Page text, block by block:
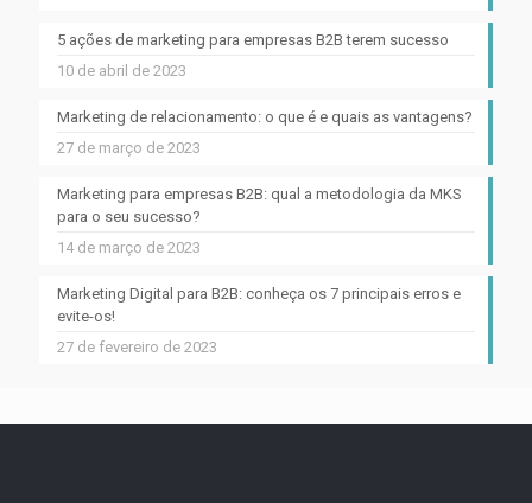
5 ações de marketing para empresas B2B terem sucesso
10 de abril de 2023
Marketing de relacionamento: o que é e quais as vantagens?
27 de março de 2023
Marketing para empresas B2B: qual a metodologia da MKS
para o seu sucesso?
14 de março de 2023
Marketing Digital para B2B: conheça os 7 principais erros e
evite-os!
27 de fevereiro de 2023